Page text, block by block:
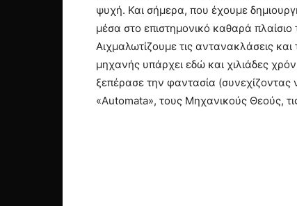
ψυχή. Και σήμερα, που έχουμε
μέσα στο επιστημονικό καθαρά
Αιχμαλωτίζουμε τις αντανακλάσεις
μηχανής υπάρχει εδώ και χιλιάδες
ξεπέρασε την φαντασία
«Automata», τους Μηχανικούς Θεούς,